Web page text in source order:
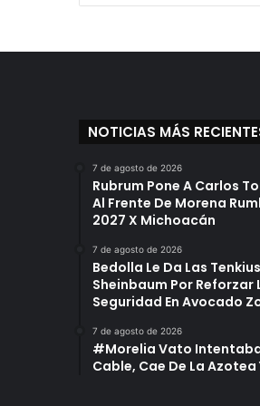
NOTICIAS MÁS
7 de agosto de 2026
Rubrum Pone A Carlos
Al Frente De Morena
2027 X Michoacán
7 de agosto de 2026
Bedolla Le Da Las
Sheinbaum Por Reforzar
Seguridad En Avocado
7 de agosto de 2026
#Morelia Vato
Cable, Cae De La Azotea